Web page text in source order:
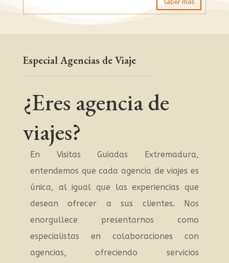
Saber más
Especial Agencias de Viaje
¿Eres agencia de
viajes?
En Visitas Guiadas Extremadura,
entendemos que cada agencia de viajes es
única, al igual que las experiencias que
desean ofrecer a sus clientes. Nos
enorgullece presentarnos como
especialistas en colaboraciones con
agencias, ofreciendo servicios